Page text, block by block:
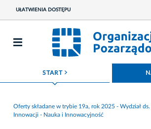
UŁATWIENIA DOSTĘPU
START ROZWIŃ MENU
Oferty składane w trybie 19a, rok 2025 - Wydział
Innowacji - Nauka i Innowacyjność